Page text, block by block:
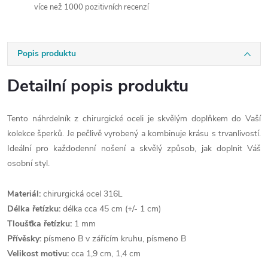
více než 1000 pozitivních recenzí
Popis produktu
Detailní popis produktu
Tento náhrdelník z chirurgické oceli je skvělým doplňkem do Vaší
kolekce šperků. Je pečlivě vyrobený a kombinuje krásu s trvanlivostí.
Ideální pro každodenní nošení a skvělý způsob, jak doplnit Váš
osobní styl.
Materiál: chirurgická ocel 316L
Délka řetízku: délka cca 45 cm (+/- 1 cm)
Tloušťka řetízku: 1 mm
Přívěsky: písmeno B v zářícím kruhu, písmeno B
Velikost motivu: cca 1,9 cm, 1,4 cm